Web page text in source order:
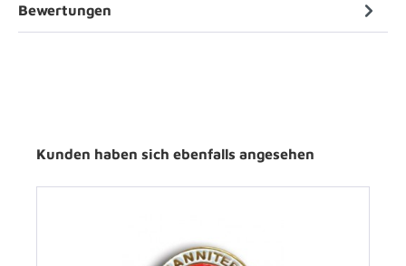
Bewertungen
Kunden haben sich ebenfalls angesehen